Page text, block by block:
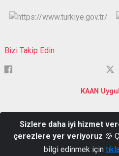
Bizi Takip Edin
KAAN
Kodu:
0 246 223
Sizlere daha iyi hizmet
çerezlere yer veriyoruz 🍪
bilgi edinmek için